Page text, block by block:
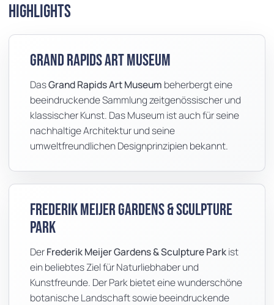
Highlights
Grand Rapids Art Museum
DasGrand Rapids Art Museum beherbergt eine
beeindruckende Sammlung zeitgenössischer und
klassischer Kunst. Das Museum ist auch für seine
nachhaltige Architektur und seine
umweltfreundlichen Designprinzipien bekannt.
Frederik Meijer Gardens & Sculpture
Park
DerFrederik Meijer Gardens & Sculpture Parkist
ein beliebtes Ziel für Naturliebhaber und
Kunstfreunde. Der Park bietet eine wunderschöne
botanische Landschaft sowie beeindruckende